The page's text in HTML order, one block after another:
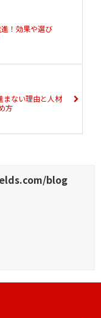
！効果や選び
まない理由と人材
方
blog